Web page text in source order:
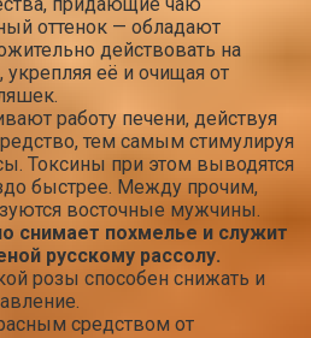
придающие чаю
оттенок — обладают
действовать на
укрепляя её и очищая от
работу печени, действуя
тем самым стимулируя
Токсины при этом выводятся
быстрее. Между прочим,
восточные мужчины.
снимает похмелье и служит
русскому рассолу.
розы способен снижать и
средством от